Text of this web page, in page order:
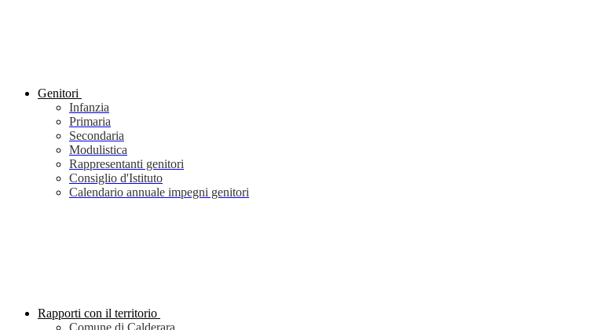
Genitori
Infanzia
Primaria
Secondaria
Modulistica
Rappresentanti genitori
Consiglio d'Istituto
Calendario annuale impegni genitori
Rapporti con il territorio